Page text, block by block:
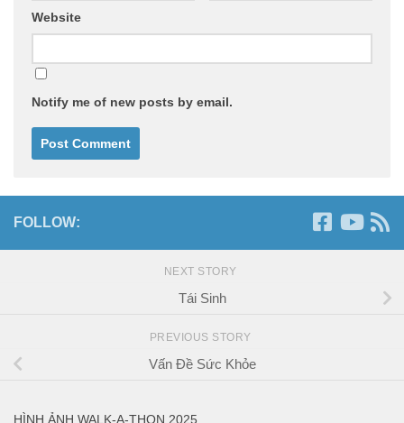
Website
Notify me of new posts by email.
FOLLOW:
NEXT STORY
Tái Sinh
PREVIOUS STORY
Vấn Đề Sức Khỏe
HÌNH ẢNH WALK-A-THON 2025